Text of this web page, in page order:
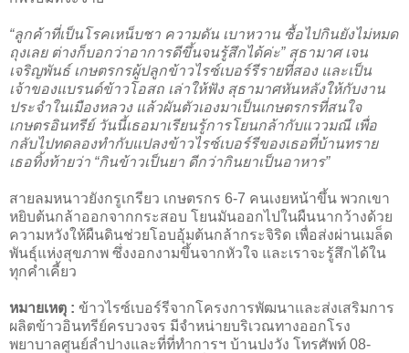
“ลูกค้าที่เป็นโรคเหน็บชา ความดัน เบาหวาน ซื้อไปกินยังไม่หมด
ถุงเลย ต่างก็บอกว่าอาการดีขึ้นจนรู้สึกได้ค่ะ” สุธามาศ เจน
เจริญพันธ์ เกษตรกรผู้ปลูกข้าวไรซ์เบอร์รีรายที่สอง และเป็น
เจ้าของแบรนด์ข้าวโอสถ เล่าให้ฟัง สุธามาศหันหลังให้กับงาน
ประจำในเมืองหลวง แล้วผันตัวเองมาเป็นเกษตรกรที่สนใจ
เกษตรอินทรีย์ วันนี้เธอมาเรียนรู้การโยนกล้ากับแววมณี เพื่อ
กลับไปทดลองทำกับแปลงข้าวไรซ์เบอร์รีของเธอที่บ้านทราย
เธอทิ้งท้ายว่า “กินข้าวเป็นยา ดีกว่ากินยาเป็นอาหาร”
สายลมหนาวยังกรูเกรียว เกษตรกร 6-7 คนเงยหน้าขึ้น พวกเขา
หยิบต้นกล้าออกจากกระสอบ โยนมันออกไปในผืนนากว้างด้วย
ความหวังให้ผืนดินช่วยโอบอุ้มต้นกล้ากระจิริด เพื่อส่งผ่านเมล็ด
พันธุ์แห่งสุขภาพ ซึ่งงอกงามขึ้นจากหัวใจ และเราจะรู้สึกได้ใน
ทุกคำเคี้ยว
หมายเหตุ : ข้าวไรซ์เบอร์รีจากโครงการพัฒนาและส่งเสริมการ
ผลิตข้าวอินทรีย์ครบวงจร มีจำหน่ายบริเวณทางออกโรง
พยาบาลศูนย์ลำปางและที่ที่ทำการฯ บ้านปงวัง โทรศัพท์ 08-